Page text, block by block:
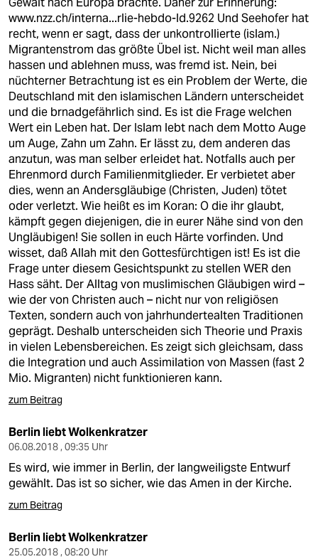
www.nzz.ch/interna...rlie-hebdo-ld.9262 Und Seehofer hat
recht, wenn er sagt, dass der unkontrollierte (islam.)
Migrantenstrom das größte Übel ist. Nicht weil man alles
hassen und ablehnen muss, was fremd ist. Nein, bei
nüchterner Betrachtung ist es ein Problem der Werte, die
Deutschland mit den islamischen Ländern unterscheidet
und die brnadgefährlich sind. Es ist die Frage welchen
Wert ein Leben hat. Der Islam lebt nach dem Motto Auge
um Auge, Zahn um Zahn. Er lässt zu, dem anderen das
anzutun, was man selber erleidet hat. Notfalls auch per
Ehrenmord durch Familienmitglieder. Er verbietet aber
dies, wenn an Andersgläubige (Christen, Juden) tötet
oder verletzt. Wie heißt es im Koran: O die ihr glaubt,
kämpft gegen diejenigen, die in eurer Nähe sind von den
Ungläubigen! Sie sollen in euch Härte vorfinden. Und
wisset, daß Allah mit den Gottesfürchtigen ist! Es ist die
Frage unter diesem Gesichtspunkt zu stellen WER den
Hass säht. Der Alltag von muslimischen Gläubigen wird –
wie der von Christen auch – nicht nur von religiösen
Texten, sondern auch von jahrhundertealten Traditionen
geprägt. Deshalb unterscheiden sich Theorie und Praxis
in vielen Lebensbereichen. Es zeigt sich gleichsam, dass
die Integration und auch Assimilation von Massen (fast 2
Mio. Migranten) nicht funktionieren kann.
zum Beitrag
Berlin liebt Wolkenkratzer
06.08.2018 , 09:35 Uhr
Es wird, wie immer in Berlin, der langweiligste Entwurf
gewählt. Das ist so sicher, wie das Amen in der Kirche.
zum Beitrag
Berlin liebt Wolkenkratzer
25.05.2018 , 08:20 Uhr